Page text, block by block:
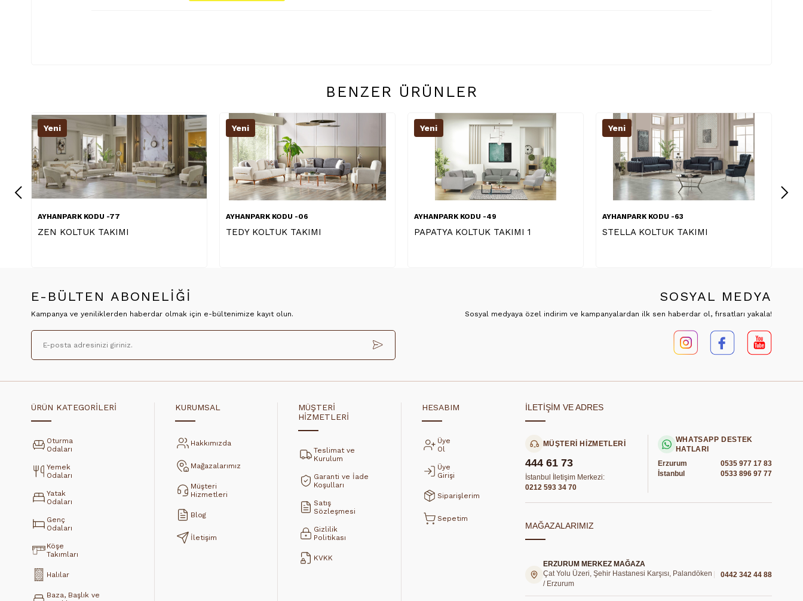
BENZER ÜRÜNLER
Yeni
AYHANPARK KODU -06
TEDY KOLTUK TAKIMI
Yeni
AYHANPARK KODU -49
PAPATYA KOLTUK TAKIMI 1
Yeni
AYHANPARK KODU -63
STELLA KOLTUK TAKIMI
Yeni
AYHANPARK KODU -63
MONACO KOLTUK TAKIMI 1
E-BÜLTEN ABONELİĞİ
Kampanya ve yeniliklerden haberdar olmak için e-bültenimize kayıt olun.
SOSYAL MEDYA
Sosyal medyaya özel indirim ve kampanyalardan ilk sen haberdar ol, fırsatları yakala!
ÜRÜN KATEGORİLERİ
Oturma
Odaları
Yemek
Odaları
Yatak
Odaları
Genç
Odaları
Köşe
Takımları
Halılar
Baza, Başlık ve
KURUMSAL
Hakkımızda
Mağazalarımız
Müşteri
Hizmetleri
Blog
İletişim
MÜŞTERİ
HİZMETLERİ
Teslimat ve
Kurulum
Garanti ve İade
Koşulları
Satış
Sözleşmesi
Gizlilik
Politikası
KVKK
HESABIM
Üye
Ol
Üye
Girişi
Siparişlerim
Sepetim
İLETİŞİM VE ADRES
MÜŞTERİ HİZMETLERİ
444 61 73
İstanbul İletişim Merkezi:
0212 593 34 70
WHATSAPP DESTEK
HATLARI
Erzurum
0535 977 17 83
İstanbul
0533 896 97 77
MAĞAZALARIMIZ
ERZURUM MERKEZ MAĞAZA
Çat Yolu Üzeri, Şehir Hastanesi Karşısı, Palandöken
/ Erzurum
0442 342 44 88